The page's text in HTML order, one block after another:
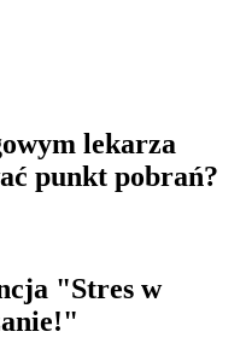
lekarza
punkt pobrań?
"Stres w